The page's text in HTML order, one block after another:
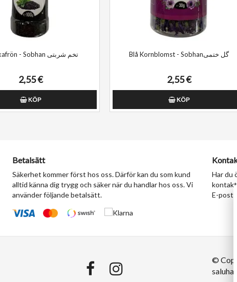
Basilikafrön - Sobhan تخم شربتی
2,55 €
KÖP
Blå Kornblomst - Sobhanگل ختمی
2,55 €
KÖP
Betalsätt
Säkerhet kommer först hos oss. Därför kan du som kund
alltid känna dig trygg och säker när du handlar hos oss. Vi
använder följande betalsätt.
Har du
kontakt
E-
©
saluhall!